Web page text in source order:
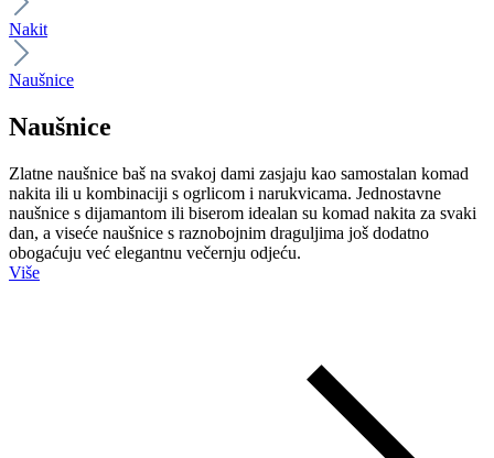
Nakit
Naušnice
Naušnice
Zlatne naušnice baš na svakoj dami zasjaju kao samostalan komad
nakita ili u kombinaciji s ogrlicom i narukvicama. Jednostavne
naušnice s dijamantom ili biserom idealan su komad nakita za svaki
dan, a viseće naušnice s raznobojnim draguljima još dodatno
obogaćuju već elegantnu večernju odjeću.
Više